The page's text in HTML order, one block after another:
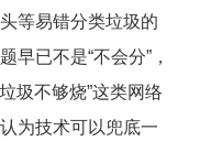
等易错分类垃圾的
早已不是“不会分”，
圾不够烧”这类网络
为技术可以兜底一